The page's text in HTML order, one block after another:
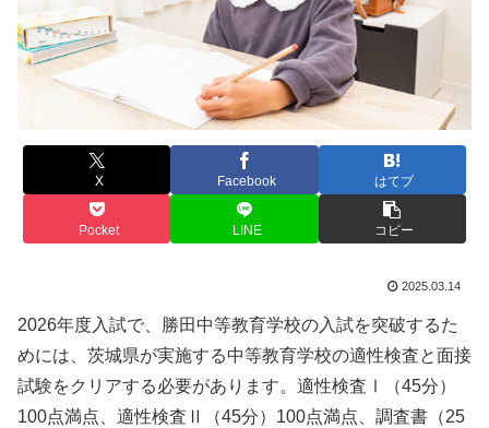
X Facebook はてブ
Pocket LINE コピー
2025.03.14
2026年度入試で、勝田中等教育学校の入試を突破するた
めには、茨城県が実施する中等教育学校の適性検査と面接
試験をクリアする必要があります。適性検査Ⅰ（45分）
100点満点、適性検査Ⅱ（45分）100点満点、調査書（25